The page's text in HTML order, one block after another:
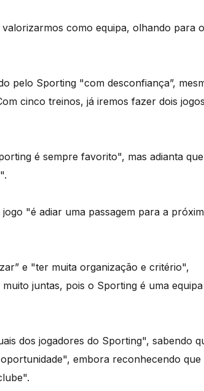
como equipa, olhando para o
pelo Sporting "com desconfiança”,
cinco treinos, já iremos fazer dois
é sempre favorito", mas adianta que
"é adiar uma passagem para a
e "ter muita organização e critério",
juntas, pois o Sporting é uma equipa
dos jogadores do Sporting", sabendo
embora reconhecendo que